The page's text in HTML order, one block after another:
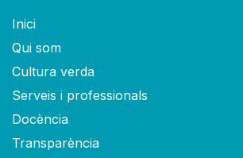
Inici
Qui som
Cultura verda
Serveis i professionals
Docència
Transparència